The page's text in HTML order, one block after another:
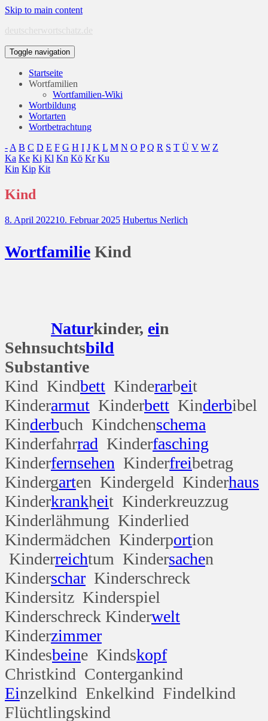
Skip to main content
deutscherwortschatz.de
Toggle navigation
Startseite
Wortfamilien
Wortfamilien-Wiki
Wortbildung
Wortarten
Wortbetrachtung
- A B C D E F G H I J K L M N O P Q R S T Ü V W Z
Ka Ke Ki Kl Kn Kö Kr Ku
Kin Kip Kit
Kind
8. April 202210. Februar 2025 Hubertus Nerlich
Wortfamilie Kind
Naturkinder, ein
Sehnsuchtsbild
Substantive
Kind Kindbett Kinderarbeit
Kinderarmut Kinderbett Kinderbibel
Kinderbuch Kindchenschema
Kinderfahrrad Kinderfasching
Kinderfernsehen Kinderfreibetrag
Kindergarten Kindergeld Kinderhaus
Kinderkrankheit Kinderkreuzzug
Kinderlähmung Kinderlied
Kindermädchen Kinderportion
Kinderreichtum Kindersachen
Kinderschar Kinderschreck
Kindersitz Kinderspiel
Kinderschreck Kinderwelt
Kinderzimmer
Kindesbeine Kindskopf
Christkind Contergankind
Einzelkind Enkelkind Findelkind
Flüchtlingskind